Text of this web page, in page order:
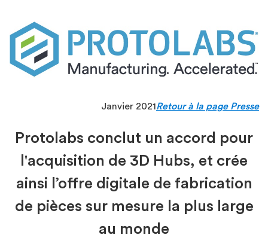
Janvier 2021Retour à la page Presse
Protolabs conclut un accord pour
l'acquisition de 3D Hubs, et crée
ainsi l’offre digitale de fabrication
de pièces sur mesure la plus large
au monde